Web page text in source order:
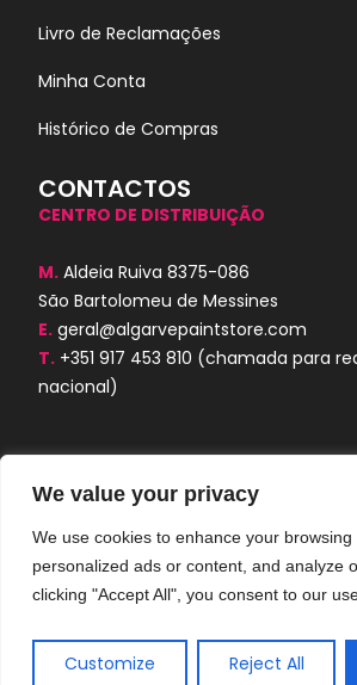
We value your privacy
We use cookies to enhance your
personalized ads or content, and analyze
clicking "Accept All", you consent to our
Customize Reject All
Livro de Reclamações
Minha Conta
Histórico de Compras
CONTACTOS
CENTRO DE DISTRIBUIÇÃO
M. Aldeia Ruiva 8375-086
São Bartolomeu de Messines
E. geral@algarvepaintstore.com
T. +351 917 453 810 (chamada para
nacional)
Algarve Paint Store © 2024.
direitos reservados.
AORUBRO.PT